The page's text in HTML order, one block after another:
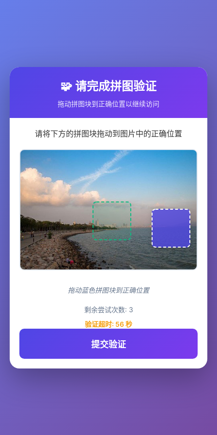
🧩 请完成拼图验证
拖动拼图块到正确位置以继续访问
请将下方的拼图块拖动到图片中的正确位置
拖动蓝色拼图块到正确位置
剩余尝试次数: 3
验证超时: 56秒
提交验证